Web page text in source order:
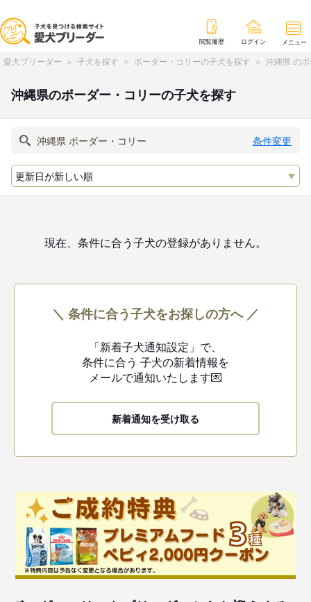
閲覧履歴 ログイン メニュー
愛犬ブリーダー 子犬を探す ボーダー・コリーの子犬を探す 沖縄県 の
沖縄県のボーダー・コリーの子犬を探す
条件変更
現在、条件に合う子犬の登録がありません。
＼ 条件に合う子犬をお探しの方へ ／
「新着子犬通知設定」で、
条件に合う 子犬の新着情報を
メールで通知いたします💌
新着通知を受け取る